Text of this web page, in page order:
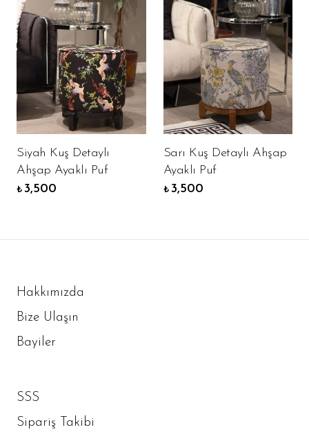
Siyah Kuş Detaylı
Ahşap Ayaklı Puf
₺ 3,500
Sarı Kuş Detaylı Ahşap
Ayaklı Puf
₺ 3,500
Hakkımızda
Bize Ulaşın
Bayiler
SSS
Sipariş Takibi